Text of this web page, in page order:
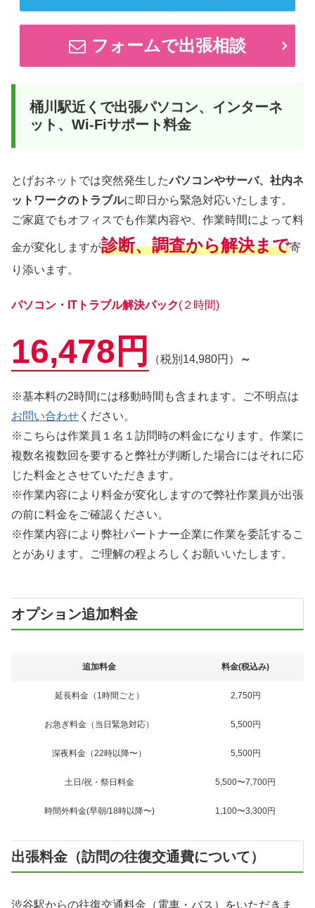
フォームで出張相談
桶川駅近くで出張パソコン、インターネ
ット、Wi-Fiサポート料金
とげおネットでは突然発生したパソコンやサーバ、社内ネ
ットワークのトラブルに即日から緊急対応いたします。
ご家庭でもオフィスでも作業内容や、作業時間によって料
金が変化しますが診断、調査から解決まで寄
り添います。
パソコン・ITトラブル解決パック(２時間)
16,478円 （税別14,980円） ～
※基本料の2時間には移動時間も含まれます。ご不明点は
お問い合わせ ください。
※こちらは作業員１名１訪問時の料金になります。作業に
複数名複数回を要すると弊社が判断した場合にはそれに応
じた料金とさせていただきます。
※作業内容により料金が変化しますので弊社作業員が出張
の前に料金をご確認ください。
※作業内容により弊社パートナー企業に作業を委託するこ
とがあります。ご理解の程よろしくお願いいたします。
オプション追加料金
追加料金 料金(税込み)
延長料金（1時間ごと） 2,750円
お急ぎ料金（当日緊急対応） 5,500円
深夜料金（22時以降〜） 5,500円
土日/祝・祭日料金 5,500〜7,700円
時間外料金(早朝/18時以降〜) 1,100〜3,300円
出張料金（訪問の往復交通費について）
渋谷駅からの往復交通料金（電車・バス）をいただきま